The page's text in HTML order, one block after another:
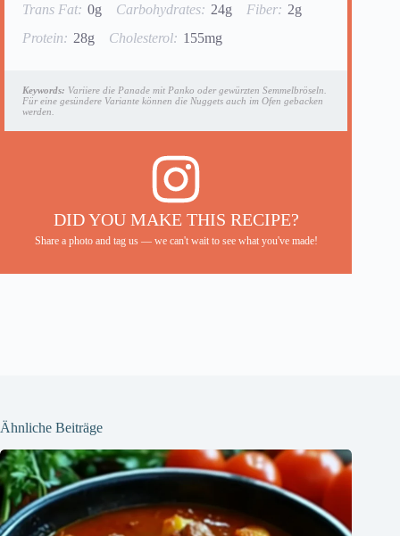
Trans Fat: 0g Carbohydrates: 24g Fiber: 2g
Protein: 28g Cholesterol: 155mg
Keywords: Variiere die Panade mit Panko oder gewürzten Semmelbröseln.
Für eine gesündere Variante können die Nuggets auch im Ofen gebacken
werden.
DID YOU MAKE THIS RECIPE?
Share a photo and tag us — we can't wait to see what you've made!
Ähnliche Beiträge